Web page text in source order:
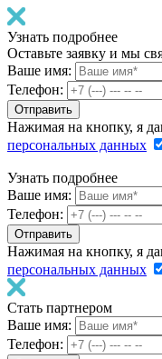
Узнать подробнее
Оставьте заявку и мы
Ваше имя:
Телефон:
Нажимая на кнопку, я
персональных данных
Узнать подробнее
Ваше имя:
Телефон:
Нажимая на кнопку, я
персональных данных
Стать партнером
Ваше имя:
Телефон: